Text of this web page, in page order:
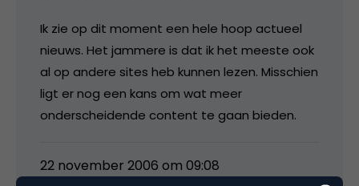
Ik zie op dit moment een hele hoop actueel
nieuws. Het jammere is dat ik het meeste ook
al op andere sites heb kunnen lezen. Misschien
ligt er nog een kans om wat meer
onderscheidende content te gaan bieden.
22 november 2006 om 09:08